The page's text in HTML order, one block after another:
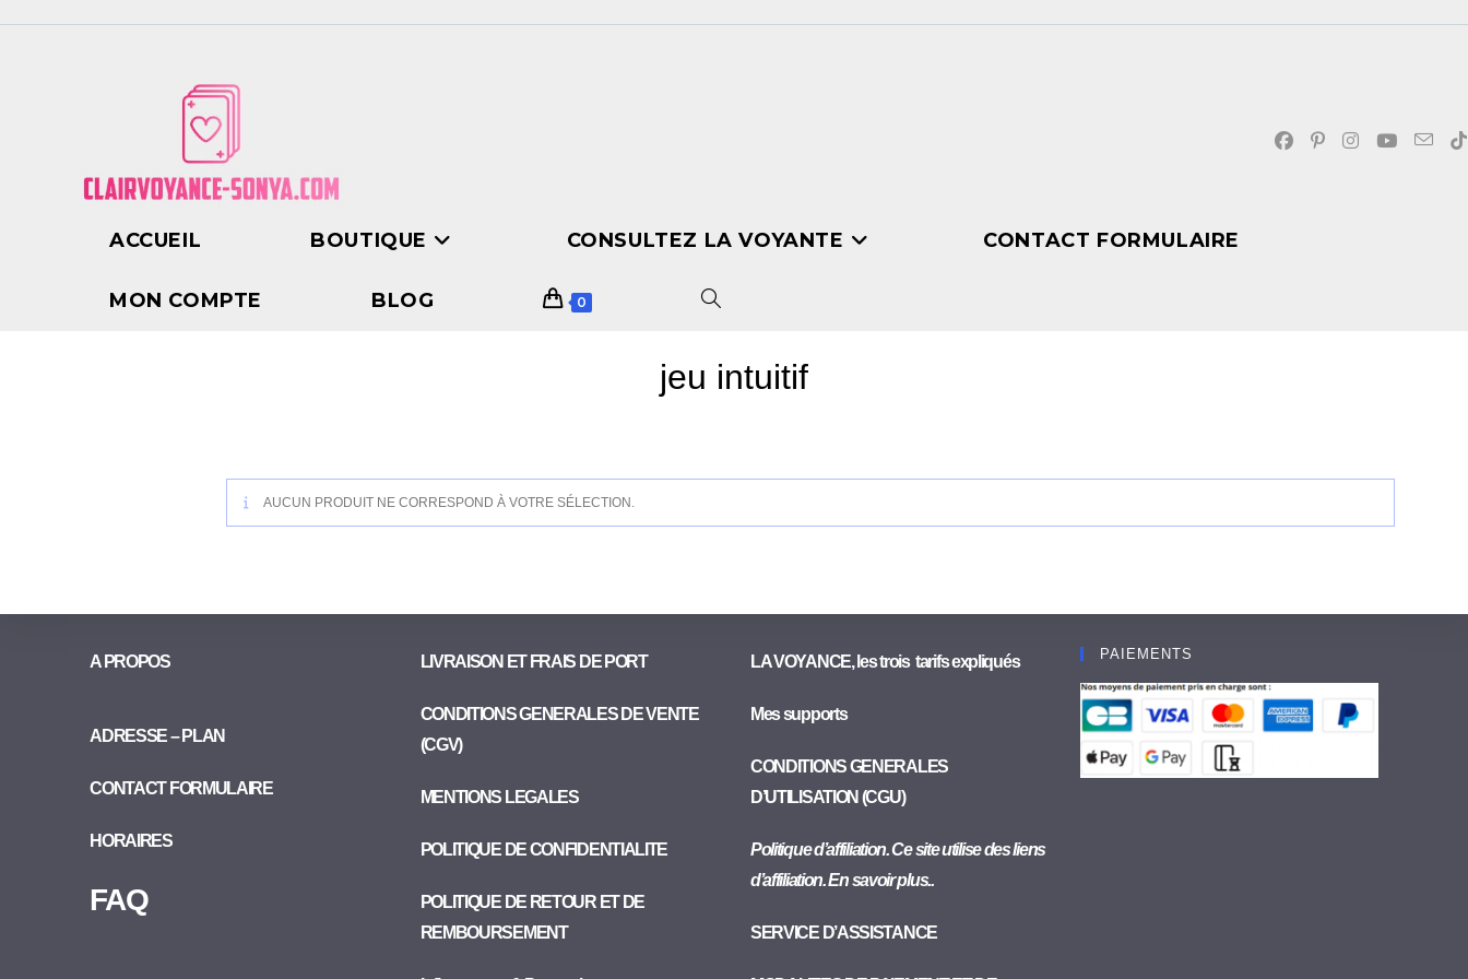
ACCUEIL BOUTIQUE CONSULTEZ LA VOYANTE CONTACT FORMULAIRE
MON COMPTE BLOG 0
jeu intuitif
AUCUN PRODUIT NE CORRESPOND À VOTRE SÉLECTION.
A PROPOS
ADRESSE – PLAN
CONTACT FORMULAIRE
HORAIRES
FAQ
LIVRAISON ET FRAIS DE PORT
CONDITIONS GENERALES DE VENTE
(CGV)
MENTIONS LEGALES
POLITIQUE DE CONFIDENTIALITE
POLITIQUE DE RETOUR ET DE
REMBOURSEMENT
LA VOYANCE, les trois tarifs expliqués
Mes supports
CONDITIONS GENERALES
D’UTILISATION (CGU)
Politique d’affiliation. Ce site utilise des liens
d’affiliation. En savoir plus..
SERVICE D’ASSISTANCE
PAIEMENTS